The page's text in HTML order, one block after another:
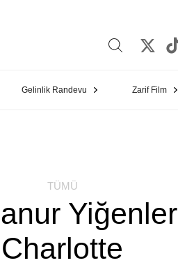
Gelinlik Randevu Zarif Film
TÜMÜ
Yiğenler
Charlotte